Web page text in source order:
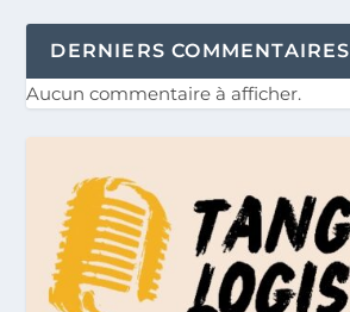
DERNIERS COMMENTAIRES
Aucun commentaire à afficher.